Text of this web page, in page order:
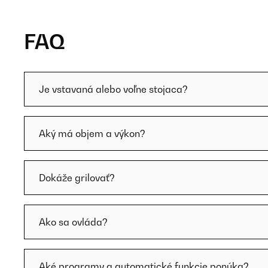
FAQ
Je vstavaná alebo voľne stojaca?
Aký má objem a výkon?
Dokáže grilovať?
Ako sa ovláda?